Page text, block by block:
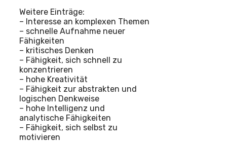
Weitere Einträge:
– Interesse an komplexen Themen
– schnelle Aufnahme neuer
Fähigkeiten
– kritisches Denken
– Fähigkeit, sich schnell zu
konzentrieren
– hohe Kreativität
– Fähigkeit zur abstrakten und
logischen Denkweise
– hohe Intelligenz und
analytische Fähigkeiten
– Fähigkeit, sich selbst zu
motivieren